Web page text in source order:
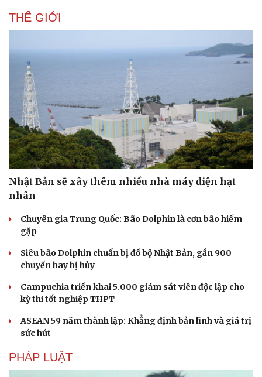
Văn học
Âm nhạc
Di sản
Thời trang
THẾ GIỚI
Nhật Bản sẽ xây thêm nhiều nhà máy điện hạt
nhân
Chuyên gia Trung Quốc: Bão Dolphin là cơn bão hiếm
gặp
Siêu bão Dolphin chuẩn bị đổ bộ Nhật Bản, gần 900
chuyến bay bị hủy
Campuchia triển khai 5.000 giám sát viên độc lập cho
kỳ thi tốt nghiệp THPT
ASEAN 59 năm thành lập: Khẳng định bản lĩnh và giá trị
sức hút
PHÁP LUẬT